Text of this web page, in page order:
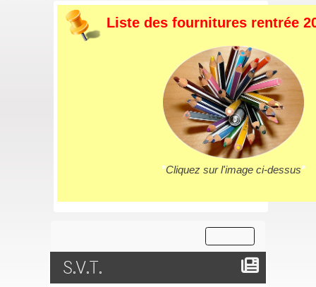
Liste des fournitures rentrée
*Cliquez sur l'image ci-dessus*
S.V.T.